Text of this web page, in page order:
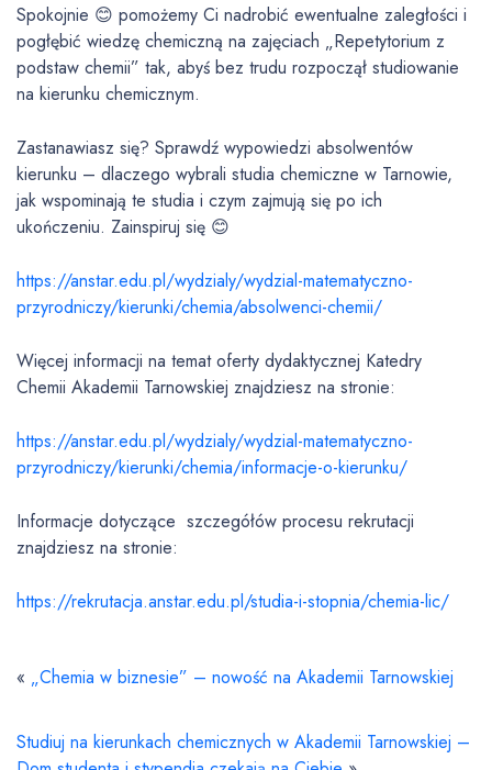
Spokojnie 😊 pomożemy Ci nadrobić ewentualne zaległości i
pogłębić wiedzę chemiczną na zajęciach „Repetytorium z
podstaw chemii” tak, abyś bez trudu rozpoczął studiowanie
na kierunku chemicznym.
Zastanawiasz się? Sprawdź wypowiedzi absolwentów
kierunku – dlaczego wybrali studia chemiczne w Tarnowie,
jak wspominają te studia i czym zajmują się po ich
ukończeniu. Zainspiruj się 😊
https://anstar.edu.pl/wydzialy/wydzial-matematyczno-
przyrodniczy/kierunki/chemia/absolwenci-chemii/
Więcej informacji na temat oferty dydaktycznej Katedry
Chemii Akademii Tarnowskiej znajdziesz na stronie:
https://anstar.edu.pl/wydzialy/wydzial-matematyczno-
przyrodniczy/kierunki/chemia/informacje-o-kierunku/
Informacje dotyczące szczegółów procesu rekrutacji
znajdziesz na stronie:
https://rekrutacja.anstar.edu.pl/studia-i-stopnia/chemia-lic/
« „Chemia w biznesie” – nowość na Akademii Tarnowskiej
Studiuj na kierunkach chemicznych w Akademii Tarnowskiej –